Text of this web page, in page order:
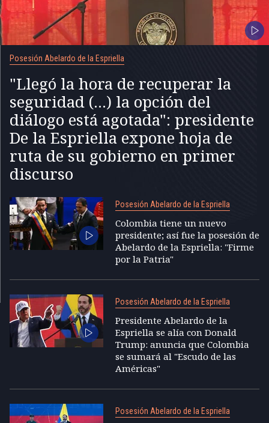
Posesión Abelardo de la Espriella
"Llegó la hora de recuperar la
seguridad (...) la opción del
diálogo está agotada": presidente
De la Espriella expone hoja de
ruta de su gobierno en primer
discurso
Posesión Abelardo de la Espriella
Colombia tiene un nuevo
presidente; así fue la posesión de
Abelardo de la Espriella: "Firme
por la Patria"
Posesión Abelardo de la Espriella
Presidente Abelardo de la
Espriella se alía con Donald
Trump: anuncia que Colombia
se sumará al "Escudo de las
Américas"
Posesión Abelardo de la Espriella